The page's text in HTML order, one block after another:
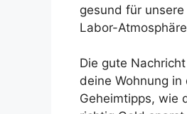
gesund für
Labor-
Die gute
deine Wohnung
Geheimtipps, wie